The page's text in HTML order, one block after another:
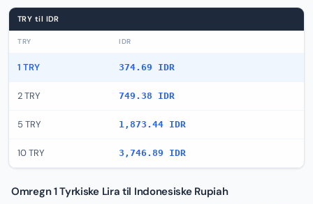
TRY til IDR
TRY IDR
1 TRY 374.69 IDR
2 TRY 749.38 IDR
5 TRY 1,873.44 IDR
10 TRY 3,746.89 IDR
Omregn 1 Tyrkiske Lira til Indonesiske Rupiah